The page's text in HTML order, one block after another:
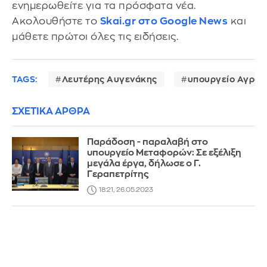
ενημερωθείτε για τα πρόσφατα νέα.
Ακολουθήστε το Skai.gr στο Google News και
μάθετε πρώτοι όλες τις ειδήσεις.
TAGS: Λευτέρης Αυγενάκης υπουργείο
ΣΧΕΤΙΚΑ ΑΡΘΡΑ
Παράδοση - παραλαβή στο
υπουργείο Μεταφορών: Σε εξέλιξη
μεγάλα έργα, δήλωσε ο Γ.
Γεραπετρίτης
18:21, 26.05.2023